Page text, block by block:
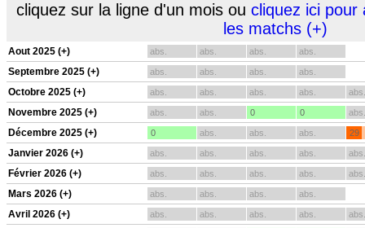
cliquez sur la ligne d'un mois ou cliquez ici pour
les matchs (+)
Aout 2025 (+) abs. abs. abs. abs.
Septembre 2025 (+) abs. abs. abs. abs.
Octobre 2025 (+) abs. abs. abs. abs. abs.
Novembre 2025 (+) abs. abs. 0 0 abs.
Décembre 2025 (+) 0 abs. abs. abs. 29
Janvier 2026 (+) abs. abs. abs. abs. abs.
Février 2026 (+) abs. abs. abs. abs. abs.
Mars 2026 (+) abs. abs. abs. abs.
Avril 2026 (+) abs. abs. abs. abs. abs.